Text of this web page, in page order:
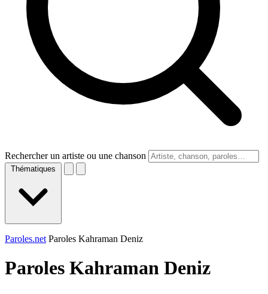
Rechercher un artiste ou une chanson
Thématiques
Paroles.net Paroles Kahraman Deniz
Paroles Kahraman Deniz